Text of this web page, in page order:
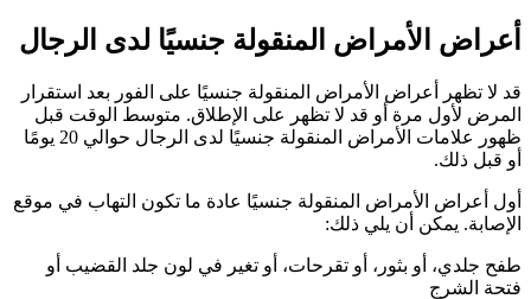
أعراض الأمراض المنقولة جنسيًا لدى الرجال
قد لا تظهر أعراض الأمراض المنقولة جنسيًا على الفور بعد استقرار
المرض لأول مرة أو قد لا تظهر على الإطلاق. متوسط ​​الوقت قبل
ظهور علامات الأمراض المنقولة جنسيًا لدى الرجال حوالي 20 يومًا
أو قبل ذلك.
أول أعراض الأمراض المنقولة جنسيًا عادة ما تكون التهاب في موقع
الإصابة. يمكن أن يلي ذلك:
طفح جلدي، أو بثور، أو تقرحات، أو تغير في لون جلد القضيب أو
فتحة الشرج